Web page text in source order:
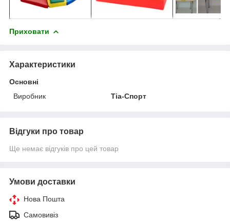
Приховати
Характеристики
Основні
Виробник
Тіа-Спорт
Відгуки про товар
Ще немає відгуків про цей товар
Умови доставки
Нова Пошта
Самовивіз